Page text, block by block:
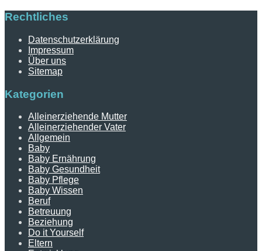
Rechtliches
Datenschutzerklärung
Impressum
Über uns
Sitemap
Kategorien
Alleinerziehende Mutter
Alleinerziehender Vater
Allgemein
Baby
Baby Ernährung
Baby Gesundheit
Baby Pflege
Baby Wissen
Beruf
Betreuung
Beziehung
Do it Yourself
Eltern